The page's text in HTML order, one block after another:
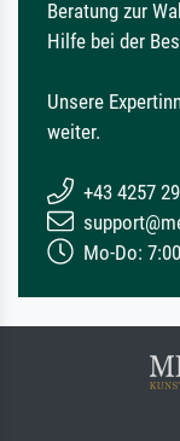
Beratung zur
Hilfe bei der
Unsere
weiter.
+43 4257
Mo-Do: